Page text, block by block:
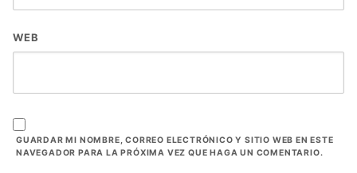
WEB
GUARDAR MI NOMBRE, CORREO ELECTRÓNICO Y SITIO WEB EN ESTE
NAVEGADOR PARA LA PRÓXIMA VEZ QUE HAGA UN COMENTARIO.